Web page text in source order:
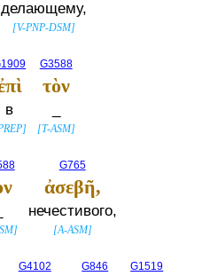
делающему,
[V-PNP-DSM]
в
]
G3588
τὸν
[T-ASM]
]
G765
ἀσεβῆ,
нечестивого,
[A-ASM]
G4102 G846 G1519